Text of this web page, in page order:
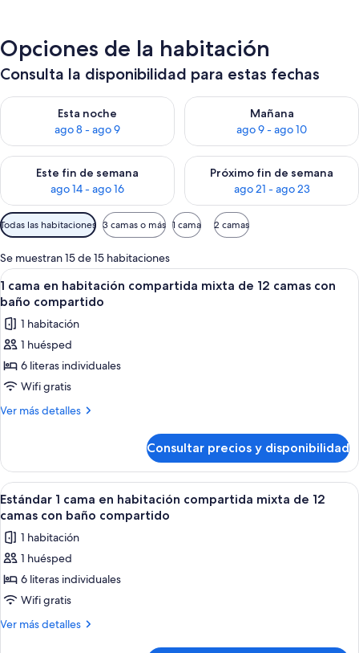
Opciones de la habitación
Consulta la disponibilidad para estas fechas
Esta noche
ago 8 - ago 9
Consulta la disponibilidad para esta noche, ago 8 - ago 9
Mañana
ago 9 - ago 10
Consulta la disponibilidad
Este fin de semana
ago 14 - ago 16
Consulta la disponibilidad para este fin de semana, ago 14 -
Próximo fin de semana
ago 21 - ago 23
Consulta la disponibilidad
Filtros
disponibles
para
las
habitaciones
Todas las habitaciones 3 camas o más 1 cama 2 camas
Se muestran 15 de 15 habitaciones
Abrir
todas
las
fotos
de
1
cama
en
mixta
de
12
camas
con
baño
compartido
Un pasillo con literas, suelo de
5
1 cama en habitación compartida mixta de 12 camas con
baño compartido
1 habitación
1 huésped
6 literas individuales
Wifi gratis
Ver más detalles
Más
cama
en
habitación
compartida
de
12
con
baño
Consultar precios y disponibilidad
Abrir
todas
las
fotos
de
Estándar
1
cama
Un pasillo con literas, suelo de
5
Estándar 1 cama en habitación compartida mixta de 12
camas con baño compartido
1 habitación
1 huésped
6 literas individuales
Wifi gratis
Ver más detalles
Más